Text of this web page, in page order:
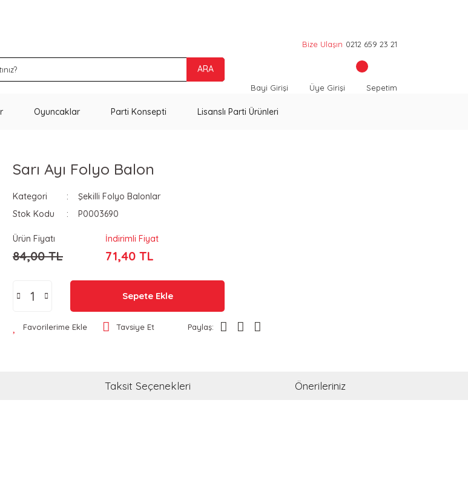
ARA
Bize Ulaşın 0212 659 23 21
Bayi Girişi Üye Girişi Sepetim
Oyuncaklar Parti Konsepti Lisanslı Parti Ürünleri
Sarı Ayı Folyo Balon
Kategori
Şekilli Folyo Balonlar
Stok Kodu
P0003690
Ürün Fiyatı
84,00 TL
İndirimli Fiyat
71,40 TL
Sepete Ekle
Favorilerime Ekle Tavsiye Et Paylaş:
Taksit Seçenekleri Önerileriniz